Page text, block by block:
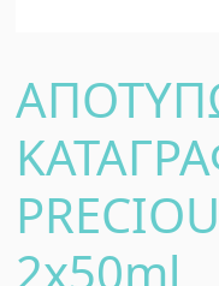
2x50ml